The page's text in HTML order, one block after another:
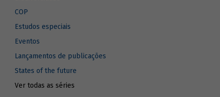
COP
Estudos especiais
Eventos
Lançamentos de publicações
States of the future
Ver todas as séries